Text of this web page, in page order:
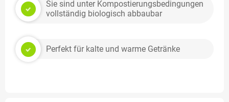
Sie sind unter Kompostierungsbedingungen
vollständig biologisch abbaubar
Perfekt für kalte und warme Getränke